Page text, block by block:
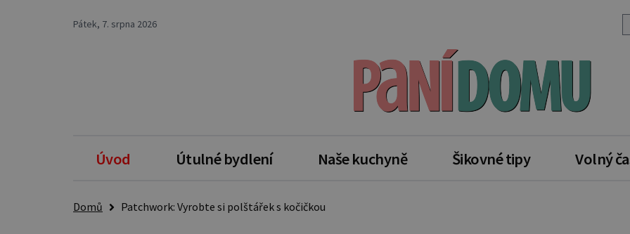
Pátek, 7. srpna 2026
Úvod Útulné bydlení Naše kuchyně Šikovné tipy Volný
Domů Patchwork: Vyrobte si polštářek s kočičkou